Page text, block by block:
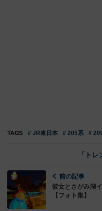
TAGS # JR東日本 # 205系 #
「ト
前の記事
彼女とさがみ湖
【フォト集】